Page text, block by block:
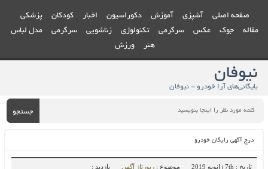
صفحه اصلی آشپزی آموزش دکوراسیون اخبار کودکان
پزشکی
مقاله
جوک عکس سرگرمی تکنولوژی زناشویی سرگرمی
مدل لباس
هنر
ورزش
نیوفان
بایگانی‌های آرا خودرو - نیوفان
جستجو
درج آگهی رایگان خودرو
تاریخ : 7th ژانویه 2019 موضوع : رپورتاژ آگهی بازدید :